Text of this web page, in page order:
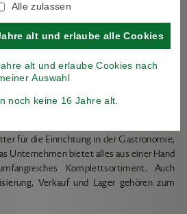
für die Einrichtung in der Gastronomie,
Unternehmen bietet alles aus einer Hand
Komplettsortiment. Auch
Verkauf und Lager gehören zum
Alle zulassen
alt und erlaube alle Cookies
alt und erlaube Cookies nach
Auswahl
noch keine 16 Jahre alt.